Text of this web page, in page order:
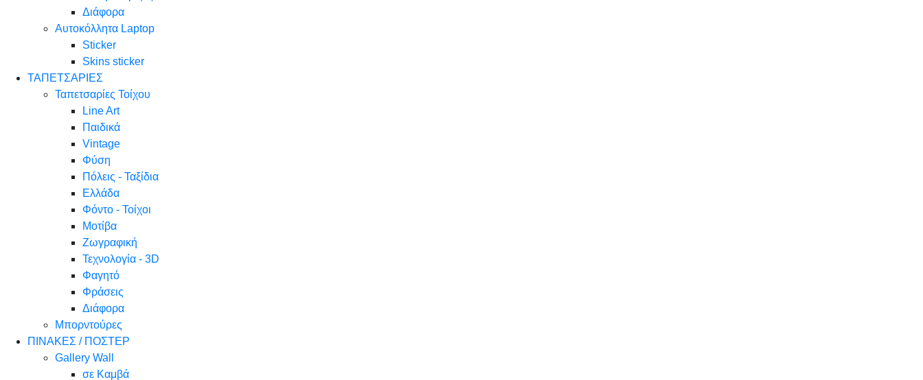
Διάφορα
Αυτοκόλλητα Laptop
Sticker
Skins sticker
ΤΑΠΕΤΣΑΡΙΕΣ
Ταπετσαρίες Τοίχου
Line Art
Παιδικά
Vintage
Φύση
Πόλεις - Ταξίδια
Ελλάδα
Φόντο - Τοίχοι
Μοτίβα
Ζωγραφική
Τεχνολογία - 3D
Φαγητό
Φράσεις
Διάφορα
Μπορντούρες
ΠΙΝΑΚΕΣ / ΠΟΣΤΕΡ
Gallery Wall
σε Καμβά